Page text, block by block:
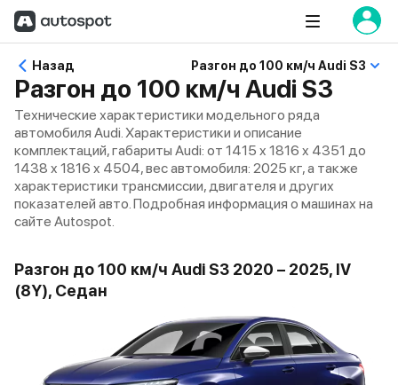
Назад Разгон до 100 км/ч Audi S3
Разгон до 100 км/ч Audi S3
Технические характеристики модельного ряда
автомобиля Audi. Характеристики и описание
комплектаций, габариты Audi: от 1415 x 1816 x 4351 до
1438 x 1816 x 4504, вес автомобиля: 2025 кг, а также
характеристики трансмиссии, двигателя и других
показателей авто. Подробная информация о машинах на
сайте Autospot.
Разгон до 100 км/ч Audi S3 2020 – 2025, IV
(8Y), Седан